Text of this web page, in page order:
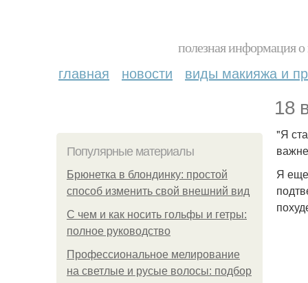
полезная информация
главная новости виды макияжа и
18
Популярные материалы
Брюнетка в блондинку: простой
способ изменить свой внешний вид
С чем и как носить гольфы и гетры:
полное руководство
Профессиональное мелирование
на светлые и русые волосы: подбор
"Я
Я еще